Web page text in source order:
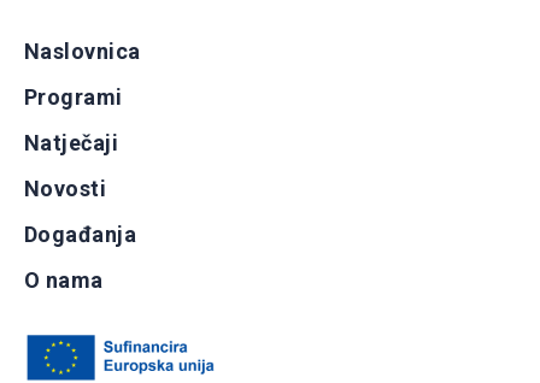
Naslovnica
Programi
Natječaji
Novosti
Događanja
O nama